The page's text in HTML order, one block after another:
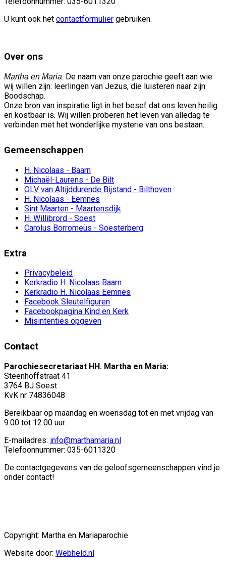
U kunt ook het contactformulier gebruiken.
Over ons
Martha en Maria. De naam van onze parochie geeft aan wie
wij willen zijn: leerlingen van Jezus, die luisteren naar zijn
Boodschap.
Onze bron van inspiratie ligt in het besef dat ons leven heilig
en kostbaar is. Wij willen proberen het leven van alledag te
verbinden met het wonderlijke mysterie van ons bestaan.
Gemeenschappen
H. Nicolaas - Baarn
Michaël-Laurens - De Bilt
OLV van Altijddurende Bijstand - Bilthoven
H. Nicolaas - Eemnes
Sint Maarten - Maartensdijk
H. Willibrord - Soest
Carolus Borromeüs - Soesterberg
Extra
Privacybeleid
Kerkradio H. Nicolaas Baarn
Kerkradio H. Nicolaas Eemnes
Facebook Sleutelfiguren
Facebookpagina Kind en Kerk
Misintenties opgeven
Contact
Parochiesecretariaat HH. Martha en Maria:
Steenhoffstraat 41
3764 BJ Soest
KvK nr 74836048
Bereikbaar op maandag en woensdag tot en met vrijdag van
9.00 tot 12.00 uur.
E-mailadres: info@marthamaria.nl
Telefoonnummer: 035-6011320
De contactgegevens van de geloofsgemeenschappen vind je
onder contact!
Copyright: Martha en Mariaparochie
Website door: Webheld.nl